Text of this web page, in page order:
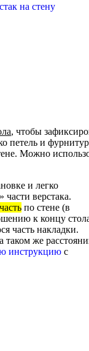
, чтобы
петель и
Можно
и легко
верстака.
по стене (в
к концу
часть накладки.
же
инструкцию с